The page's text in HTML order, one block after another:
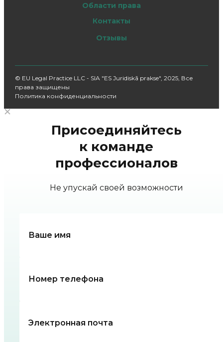
Области права
Контакты
Отзывы
© EU Legal Practice LLC - SIA "ES Juridiskā prakse", 2025, Все
права защищены
Политика конфиденциальности
Присоединяйтесь
к команде
профессионалов
Не упускай своей возможности